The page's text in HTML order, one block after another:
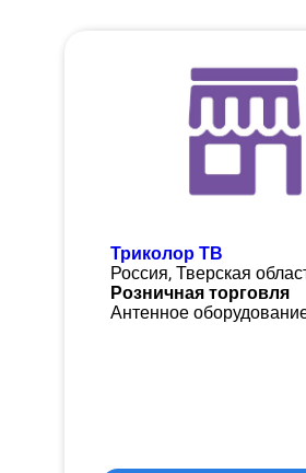
Триколор ТВ
Россия, Тверская
Розничная торговля
Антенное